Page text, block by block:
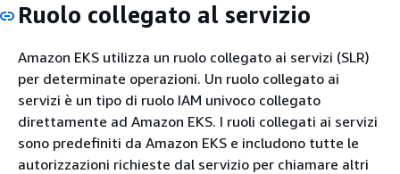
Ruolo collegato al servizio
Amazon EKS utilizza un ruolo collegato ai servizi (SLR)
per determinate operazioni. Un ruolo collegato ai
servizi è un tipo di ruolo IAM univoco collegato
direttamente ad Amazon EKS. I ruoli collegati ai servizi
sono predefiniti da Amazon EKS e includono tutte le
autorizzazioni richieste dal servizio per chiamare altri